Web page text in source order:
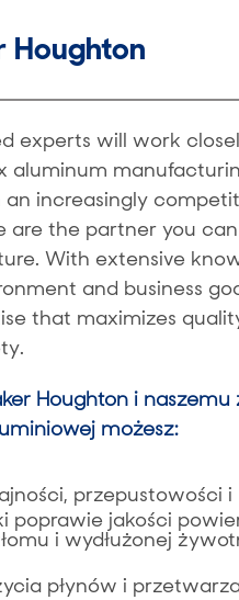
Houghton
experts will work
aluminum
an increasingly
are the partner you
With extensive
and business
that maximizes
Houghton i naszemu
możesz:
przepustowości i
poprawie jakości
i wydłużonej
płynów i